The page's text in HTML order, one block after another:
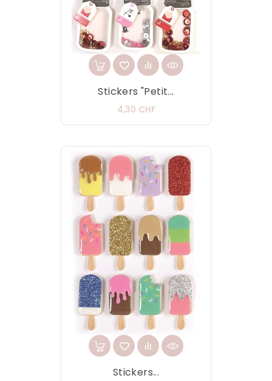
Stickers "Petit...
4,30 CHFPrix
Stickers...